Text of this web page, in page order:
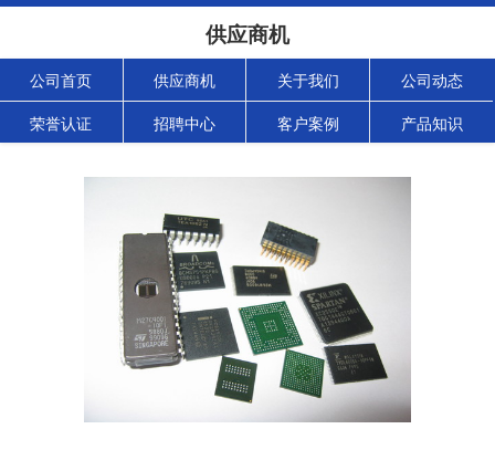
供应商机
公司首页 供应商机 关于我们 公司动态
荣誉认证 招聘中心 客户案例 产品知识